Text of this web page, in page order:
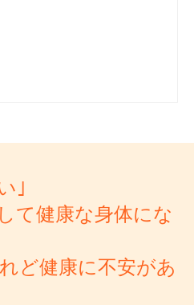
｣
て健康な身体にな
ど健康に不安があ